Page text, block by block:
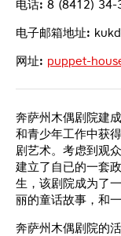
电话: 8 (8412)
电子邮箱地址:
网址: puppet-
奔萨州木偶剧院建
和青少年工作中获
剧艺术。考虑到观
建立了自已的一套
生，该剧院成为了
丽的童话故事，和
奔萨州木偶剧院的